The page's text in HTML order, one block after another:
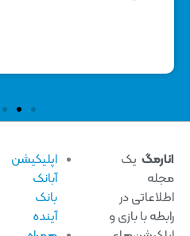
یک
در
با بازی و
اپلیکیشن
آبانک
آینده